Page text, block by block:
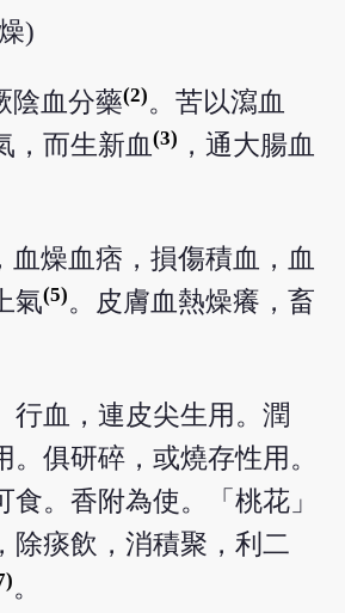
)
陰血分藥(2)。苦以瀉血
，而生新血(3) ，通大腸血
血燥血痞，損傷積血，血
氣(5)。皮膚血熱燥癢，畜
行血，連皮尖生用。潤
。俱研碎，或燒存性用。
食。香附為使。「桃花」
除痰飲，消積聚，利二
。